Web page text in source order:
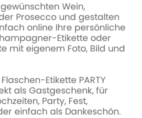
Wein,
Prosecco und gestalten
online Ihre persönliche
Etikette oder
mit eigenem Foto, Bild und
Etikette PARTY
als Gastgeschenk, für
Party, Fest,
einfach als Dankeschön.